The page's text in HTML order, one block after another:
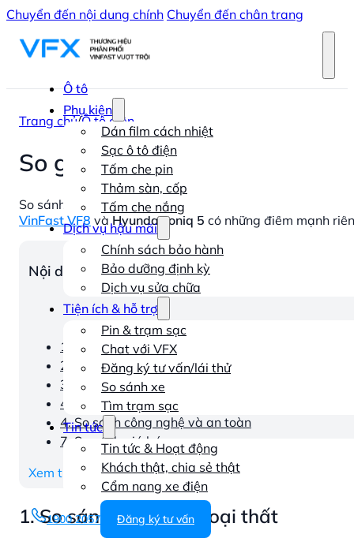
Chuyển đến nội dung chính Chuyển đến chân trang
Ô tô
Phụ kiện
Dán film cách nhiệt
Sạc ô tô điện
Tấm che pin
Thảm sàn, cốp
Tấm che nắng
Dịch vụ hậu mãi
Chính sách bảo hành
Bảo dưỡng định kỳ
Dịch vụ sửa chữa
Tiện ích & hỗ trợ
Pin & trạm sạc
Chat với VFX
Đăng ký tư vấn/lái thử
So sánh xe
Tìm trạm sạc
Tin tức
Tin tức & Hoạt động
Khách thật, chia sẻ thật
Cẩm nang xe điện
1900 2057 Đăng ký tư vấn
Trang chủ/Ô tô điện
So găng VinFast VF8 và
So sánh VinFast VF8 và Hyundai Ioniq 5 và là hai mẫu
VinFast VF8 vàHyundai Ioniq 5 có những điểm mạnh
Nội dung chính
1. So sánh thiết kế ngoại thất
2. So sánh nội thất và tiện nghi
3. So sánh động cơ và hiệu suất
4. Dung lượng pin và phạm vi hoạt động
4. So sánh công nghệ và an toàn
7. So sánh giá bán
Xem thêm
1. So sánh thiết kế ngoại thất